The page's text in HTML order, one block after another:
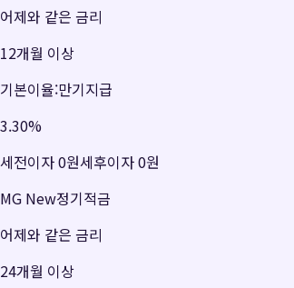
어제와 같은 금리
12개월 이상
기본이율:만기지급
3.30%
세전이자0원세후이자0원
MG New정기적금
어제와 같은 금리
24개월 이상